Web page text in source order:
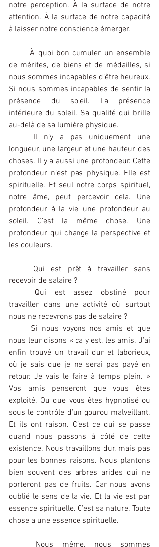
notre perception. À la surface de notre
attention. À la surface de notre capacité
à laisser notre conscience émerger.
	À quoi bon cumuler un ensemble
de mérites, de biens et de médailles, si
nous sommes incapables d’être heureux.
Si nous sommes incapables de sentir la
présence du soleil. La présence
intérieure du soleil. Sa qualité qui brille
au-delà de sa lumière physique.
longueur, une largeur et une hauteur des
choses. Il y a aussi une profondeur. Cette
profondeur n’est pas physique. Elle est
spirituelle. Et seul notre corps spirituel,
notre âme, peut percevoir cela. Une
profondeur à la vie, une profondeur au
soleil. C’est la même chose. Une
profondeur qui change la perspective et
les couleurs.
recevoir de salaire ?
travailler dans une activité où surtout
nous ne recevrons pas de salaire ?
nous leur disons « ça y est, les amis. J’ai
enfin trouvé un travail dur et laborieux,
où je sais que je ne serai pas payé en
retour. Je vais le faire à temps plein. »
Vos amis penseront que vous êtes
exploité. Ou que vous êtes hypnotisé ou
sous le contrôle d’un gourou malveillant.
Et ils ont raison. C’est ce qui se passe
quand nous passons à côté de cette
existence. Nous travaillons dur, mais pas
pour les bonnes raisons. Nous plantons
bien souvent des arbres arides qui ne
porteront pas de fruits. Car nous avons
oublié le sens de la vie. Et la vie est par
essence spirituelle. C’est sa nature. Toute
chose a une essence spirituelle.